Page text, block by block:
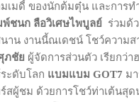
มเมดี้ ของนักต้มตุ๋น และกา
ชนก ลือวิเศษไพบูลย์ ร่วมด้
น งานนี้ณเดชน์ โชว์ความส
ภชัย ผู้จัดการส่วนตัว เรียกว่า
ะดับโลก แบมแบม GOT7 ม
สผู้ชม ด้วยการโชว์ท่าเต้นสุด